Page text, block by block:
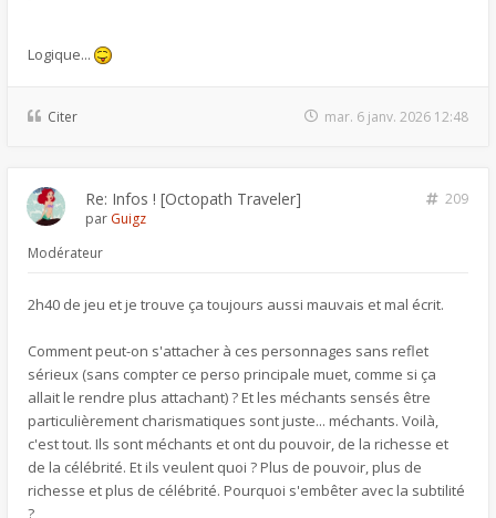
Logique...
Citer mar. 6 janv. 2026 12:48
Re: Infos ! [Octopath Traveler]
209
par Guigz
Modérateur
2h40 de jeu et je trouve ça toujours aussi mauvais et mal écrit.
Comment peut-on s'attacher à ces personnages sans reflet
sérieux (sans compter ce perso principale muet, comme si ça
allait le rendre plus attachant) ? Et les méchants sensés être
particulièrement charismatiques sont juste... méchants. Voilà,
c'est tout. Ils sont méchants et ont du pouvoir, de la richesse et
de la célébrité. Et ils veulent quoi ? Plus de pouvoir, plus de
richesse et plus de célébrité. Pourquoi s'embêter avec la subtilité
?